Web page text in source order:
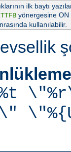
ilk baytı
yönergesine ON
kullanılabilir.